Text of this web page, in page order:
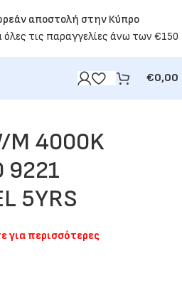
αποστολή στην Κύπρο
όλες τις παραγγελίες άνω των €150
€0,00
M 4000K
9221
5YRS
για περισσότερες